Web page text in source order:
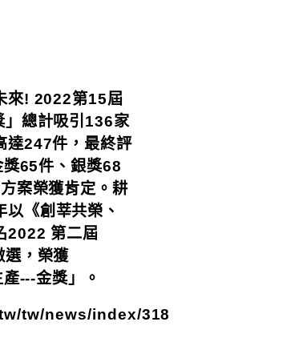
來! 2022第15屆
」總計吸引136家
達247件，最終評
65件、銀獎68
案榮獲肯定。耕
《創莘共榮、
2022 第二屆
，榮獲
---金獎」。
tw/news/index/318